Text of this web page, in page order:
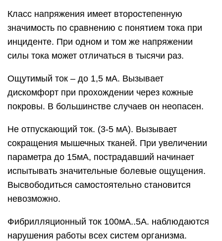
Класс напряжения имеет второстепенную
значимость по сравнению с понятием тока при
инциденте. При одном и том же напряжении
силы тока может отличаться в тысячи раз.
Ощутимый ток – до 1,5 мА. Вызывает
дискомфорт при прохождении через кожные
покровы. В большинстве случаев он неопасен.
Не отпускающий ток. (3-5 мА). Вызывает
сокращения мышечных тканей. При увеличении
параметра до 15мА, пострадавший начинает
испытывать значительные болевые ощущения.
Высвободиться самостоятельно становится
невозможно.
Фибрилляционный ток 100мА..5А. наблюдаются
нарушения работы всех систем организма.